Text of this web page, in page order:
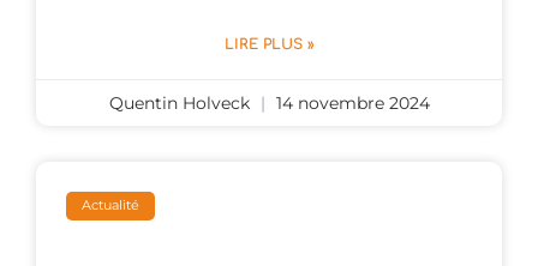
LIRE PLUS »
Quentin Holveck 14 novembre 2024
Actualité